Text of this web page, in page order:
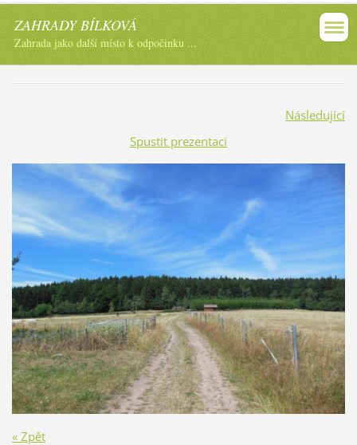
ZAHRADY BÍLKOVÁ
Zahrada jako další místo k odpočinku ...
Následující
Spustit prezentaci
« Zpět